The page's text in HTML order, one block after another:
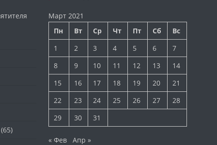
(65)
Март 2021
Пн
Вт Ср Чт Пт Сб
Вс
1
2 3 4 5 6
7
8
9 10 11 12 13
14
15
16 17 18 19 20
21
22
23 24 25 26 27
28
29
30 31
« Фев Апр »